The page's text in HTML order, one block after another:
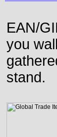
EAN/
you
stand.